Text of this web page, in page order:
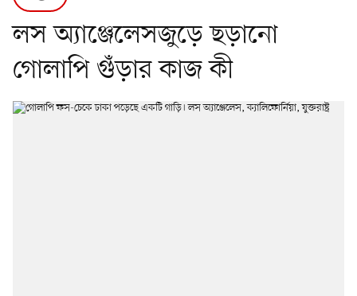
লস অ্যাঞ্জেলেসজুড়ে ছড়ানো
গোলাপি গুঁড়ার কাজ কী